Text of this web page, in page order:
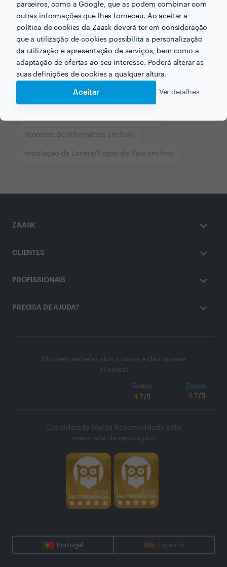
parceiros, como a Google, que as podem combinar com
outras informações que lhes forneceu. Ao aceitar a
política de cookies da Zaask deverá ter em consideração
que a utilização de cookies possibilita a personalização
da utilização e apresentação de serviços, bem como a
adaptação de ofertas ao seu interesse. Poderá alterar as
suas definições de cookies a qualquer altura.
Aceitar Ver detalhes
Outros serviços proporcionados por Patricio Isidoro
Reparação do Ar Condicionado em faro
Técnicos de Informática em faro
Instalação de Lareira/Fogão de Sala em faro
ZAASK
CLIENTES
PROFISSIONAIS
PRECISA DE AJUDA?
Chovem estrelas dos nossos e das nossas
clientes!
4.7/5 4.7/5
Considerada Marca Recomendada pelo
maior site de reputação!
Portugal Espanha